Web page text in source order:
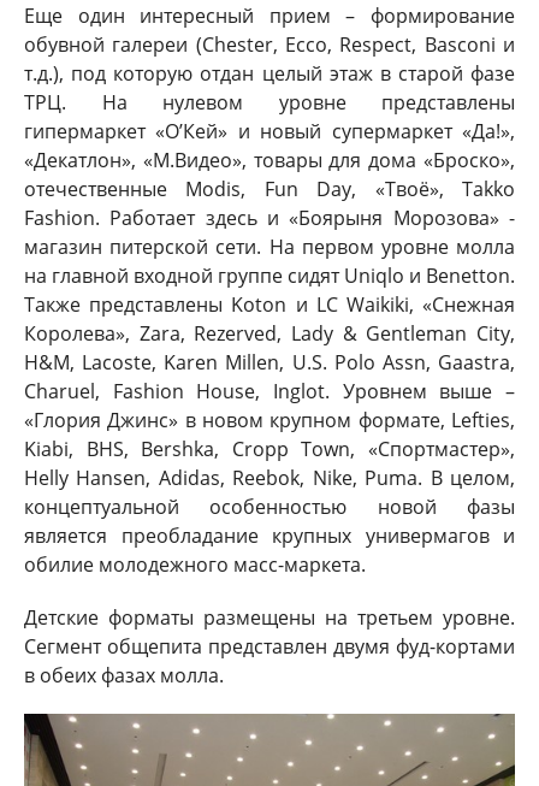
Еще один интересный прием – формирование
обувной галереи (Chester, Ecco, Respect, Basconi и
т.д.), под которую отдан целый этаж в старой фазе
ТРЦ. На нулевом уровне представлены
гипермаркет «О’Кей» и новый супермаркет «Да!»,
«Декатлон», «М.Видео», товары для дома «Броско»,
отечественные Modis, Fun Day, «Твоё», Takko
Fashion. Работает здесь и «Боярыня Морозова» -
магазин питерской сети. На первом уровне молла
на главной входной группе сидят Uniqlo и Benetton.
Также представлены Koton и LC Waikiki, «Снежная
Королева», Zara, Rezerved, Lady & Gentleman City,
H&M, Lacoste, Karen Millen, U.S. Polo Assn, Gaastra,
Charuel, Fashion House, Inglot. Уровнем выше –
«Глория Джинс» в новом крупном формате, Lefties,
Kiabi, BHS, Bershka, Cropp Town, «Спортмастер»,
Helly Hansen, Adidas, Reebok, Nike, Puma. В целом,
концептуальной особенностью новой фазы
является преобладание крупных универмагов и
обилие молодежного масс-маркета.
Детские форматы размещены на третьем уровне.
Сегмент общепита представлен двумя фуд-кортами
в обеих фазах молла.